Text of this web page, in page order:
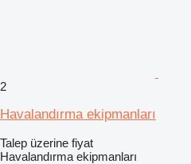
2
Havalandırma ekipmanları
Talep üzerine fiyat
Havalandırma ekipmanları